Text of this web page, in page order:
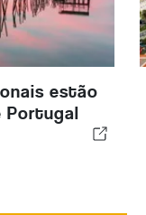
estão
Portugal